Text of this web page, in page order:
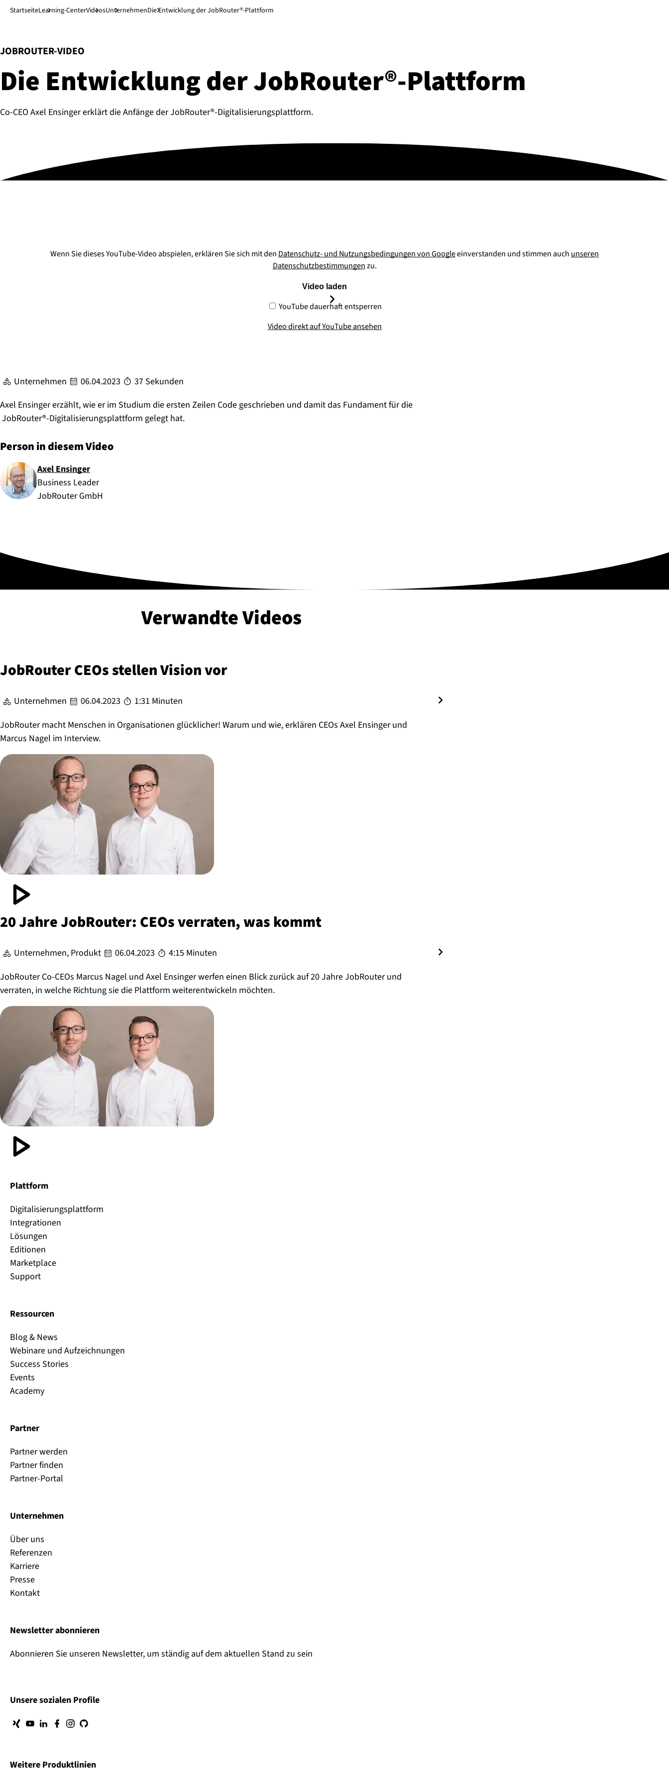
Direkt zum Hauptinhalt↓
StartseiteLearning-CenterVideosUnternehmenDie Entwicklung der JobRouter®-Plattform
JOBROUTER-VIDEO
:
Die Entwicklung der JobRouter®-Platt­form
Co-CEO Axel Ensinger erklärt die Anfänge der JobRouter®-Digitalisierungsplattform.
Wenn Sie dieses YouTube-Video abspielen, erklären Sie sich mit den Datenschutz- und Nutzungsbedingungen von Googleeinverstanden und stimmen auch unseren
Datenschutzbestimmungenzu.
Video laden
YouTube dauerhaft entsperren
Video direkt auf YouTube ansehen
Unternehmen 06.04.2023
37 Sekunden
Axel Ensinger erzählt, wie er im Studium die ersten Zeilen Code geschrieben und damit das Fundament für die
JobRouter®-Digitalisierungsplattform gelegt hat.
Person in diesem Video
Axel Ensinger
Business Leader
JobRouter GmbH
Verwandte Videos
JobRouter CEOs stellen Vision vor
Unternehmen 06.04.2023
1:31 Minuten
JobRouter macht Menschen in Organisationen glücklicher! Warum und wie, erklären CEOs Axel Ensinger und
Marcus Nagel im Interview.
20 Jahre JobRouter: CEOs verraten, was kommt
Unternehmen, Produkt 06.04.2023
4:15 Minuten
JobRouter Co-CEOs Marcus Nagel und Axel Ensinger werfen einen Blick zurück auf 20 Jahre JobRouter und
verraten, in welche Richtung sie die Plattform weiterentwickeln möchten.
Plattform
Digitalisierungsplattform
Integrationen
Lösungen
Editionen
Marketplace
Support
Ressourcen
Blog & News
Webinare und Aufzeichnungen
Success Stories
Events
Academy
Partner
Partner werden
Partner finden
Partner-Portal
Unternehmen
Über uns
Referenzen
Karriere
Presse
Kontakt
Newsletter abonnieren
Abonnieren Sie unseren Newsletter, um ständig auf dem aktuellen Stand zu sein
Unsere sozialen Profile
Weitere Produktlinien